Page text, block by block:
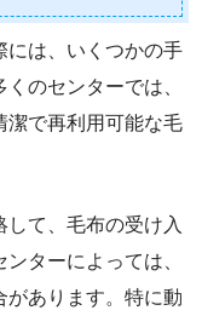
には、いくつかの手
のセンターでは、
潔で再利用可能な毛
して、毛布の受け入
ターによっては、
があります。特に動